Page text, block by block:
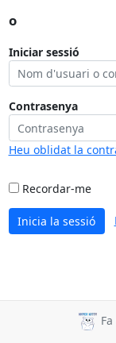
o
Iniciar sessió
Contrasenya
Heu oblidat la
Recordar-me
Inicia la sessió